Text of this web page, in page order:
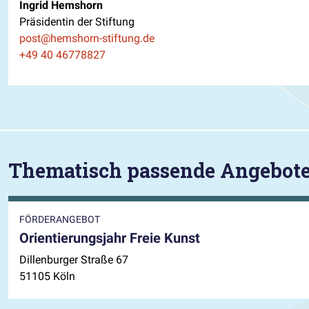
Ingrid Hemshorn
Präsidentin der Stiftung
E-Mail
post@hemshorn-stiftung.de
Telefon
+49 40 46778827
Thematisch passende
FÖRDERANGEBOT
Orientierungsjahr Freie Kunst
Dillenburger Straße 67
51105 Köln